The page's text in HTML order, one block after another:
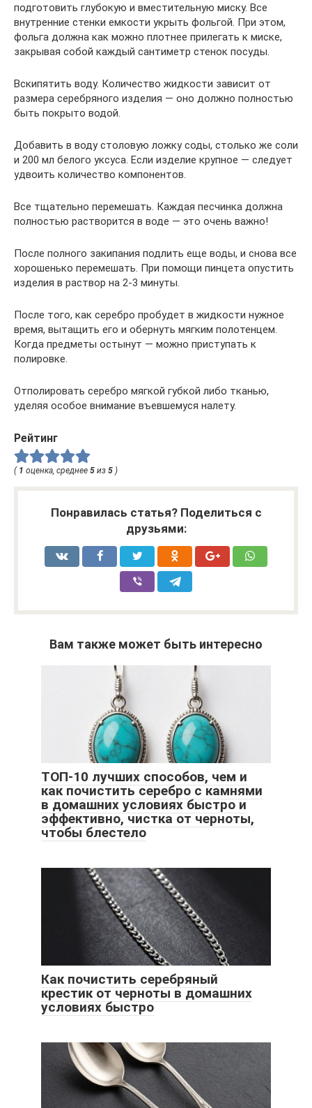
подготовить глубокую и вместительную миску. Все
внутренние стенки емкости укрыть фольгой. При этом,
фольга должна как можно плотнее прилегать к миске,
закрывая собой каждый сантиметр стенок посуды.
Вскипятить воду. Количество жидкости зависит от
размера серебряного изделия — оно должно полностью
быть покрыто водой.
Добавить в воду столовую ложку соды, столько же соли
и 200 мл белого уксуса. Если изделие крупное — следует
удвоить количество компонентов.
Все тщательно перемешать. Каждая песчинка должна
полностью растворится в воде — это очень важно!
После полного закипания подлить еще воды, и снова все
хорошенько перемешать. При помощи пинцета опустить
изделия в раствор на 2-3 минуты.
После того, как серебро пробудет в жидкости нужное
время, вытащить его и обернуть мягким полотенцем.
Когда предметы остынут — можно приступать к
полировке.
Отполировать серебро мягкой губкой либо тканью,
уделяя особое внимание въевшемуся налету.
Рейтинг
( 1 оценка, среднее 5 из 5 )
Понравилась статья? Поделиться с
друзьями:
Вам также может быть интересно
ТОП-10 лучших способов, чем и
как почистить серебро с камнями
в домашних условиях быстро и
эффективно, чистка от черноты,
чтобы блестело
Как почистить серебряный
крестик от черноты в домашних
условиях быстро